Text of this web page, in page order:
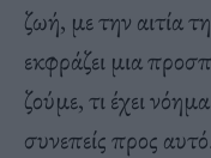
ζωή, με την αιτία
εκφράζει μια
ζούμε, τι έχει
συνεπείς προς